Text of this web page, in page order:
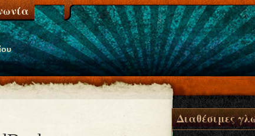
Διαθέσιμες